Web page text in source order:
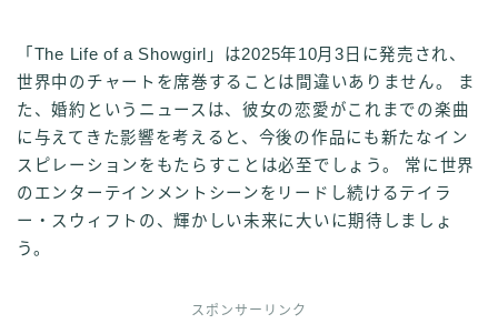
「The Life of a Showgirl」は2025年10月3日に発売され、
世界中のチャートを席巻することは間違いありません。 ま
た、婚約というニュースは、彼女の恋愛がこれまでの楽曲
に与えてきた影響を考えると、今後の作品にも新たなイン
スピレーションをもたらすことは必至でしょう。 常に世界
のエンターテインメントシーンをリードし続けるテイラ
ー・スウィフトの、輝かしい未来に大いに期待しましょ
う。
スポンサーリンク